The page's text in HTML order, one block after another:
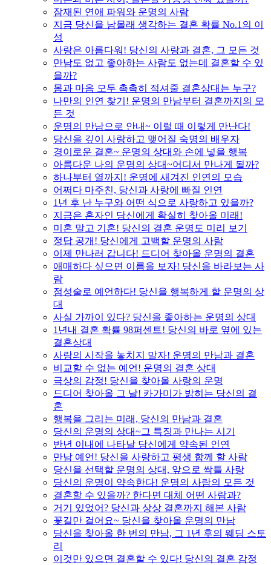
잠재된 연애 파워와 운명의 사람
지금 당신을 남몰래 생각하는 결혼 확률 No.1의 이
성
사랑은 아름다워! 당신의 사랑과 결혼, 그 모든 것
만남도 없고 좋아하는 사람도 없는데 결혼할 수 있
을까?
몸과 마음 모두 촉촉히 적셔줄 결혼상대는 누구?
나만의 인연 찾기! 운명의 만남부터 결혼까지의 모
든 것
운명의 만남으로 안내~ 이럴 때 이렇게 만난다!
당신을 깊이 사랑하고 맺어질 숙명의 배우자
경이로운 결혼~ 운명의 상대와 손에 넣을 행복
아름다운 나의 운명의 상대~어디서 만나게 될까?
하나부터 열까지! 운명에 새겨진 인연의 모습
어쩌다 마주친, 당신과 사랑에 빠질 인연
1년 후 난 누구와 어떤 식으로 사랑하고 있을까?
지금은 혼자인 당신에게 확실히 찾아올 미래!
미혼 말고 기혼! 당신의 결혼 운명도 미리 보기
정답 공개! 당신에게 고백할 운명의 사람
이제 만나러 갑니다! 드디어 찾아올 운명의 결혼
애매하다 싶으면 이름을 보자! 당신을 바라보는 사
람
점성술로 예언하다! 당신을 행복하게 할 운명의 상
대
사실 가까이 있다? 당신을 좋아하는 운명의 상대
1년내 결혼 확률 98퍼센트! 당신의 바로 옆에 있는
결혼상대
사랑의 시작을 놓치지 말자! 운명의 만남과 결혼
비교할 수 없는 예언! 운명의 결혼 상대
극상의 감정! 당신을 찾아올 사랑의 운명
드디어 찾아올 그 날! 카가미가 밝히는 당신의 결
혼
행복을 그리는 미래, 당신의 만남과 결혼
당신의 운명의 상대~그 특징과 만나는 시기
반년 이내에 나타날 당신에게 약속된 인연
만남 예언! 당신을 사랑하고 평생 함께 할 사람
당신을 선택할 운명의 상대, 앞으로 싹틀 사랑
당신의 운명이 약속한다! 운명의 사람의 모든 것
결혼할 수 있을까? 한다면 대체 어떤 사람과?
거기 있었어? 당신과 상상 결혼까지 해본 사람
꽃길만 걸어요~ 당신을 찾아올 운명의 만남
당신을 찾아올 한 번의 만남, 그 1년 후의 웨딩 스토
리
이것만 있으면 결혼할 수 있다! 당신의 결혼 감정